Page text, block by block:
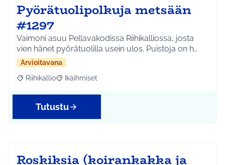
Pyörätuolipolkuja metsään
#1297
Vaimoni asuu Pellavakodissa Riihikalliossa, josta
vien hänet pyörätuolilla usein ulos. Puistoja on h…
Arvioitavana
Rajaa tulokset aihepiirin mukaan: Riihikallio
Riihikallio Rajaa tulokset teeman mukaan: Ikäihmiset
Ikäihmiset
Tutustu
Roskiksia (koirankakka ja